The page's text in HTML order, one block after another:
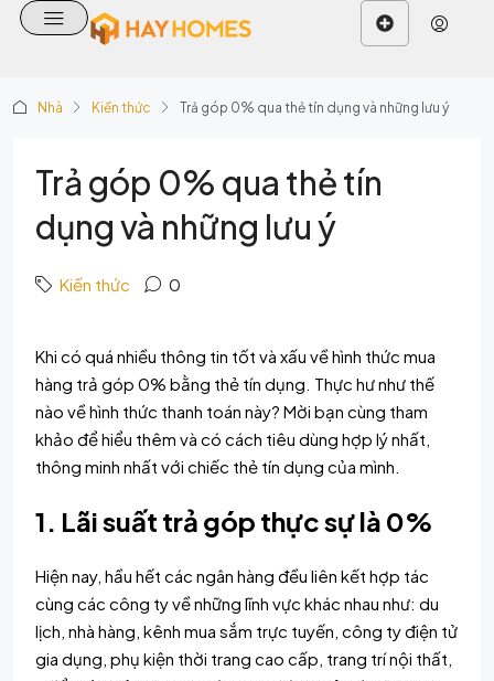
Nhà Kiến thức Trả góp 0% qua thẻ tín dụng và những lưu ý
Trả góp 0% qua thẻ tín
dụng và những lưu ý
Kiến thức 0
Khi có quá nhiều thông tin tốt và xấu về hình thức mua
hàng trả góp 0% bằng thẻ tín dụng. Thực hư như thế
nào về hình thức thanh toán này? Mời bạn cùng tham
khảo để hiểu thêm và có cách tiêu dùng hợp lý nhất,
thông minh nhất với chiếc thẻ tín dụng của mình.
1. Lãi suất trả góp thực sự là 0%
Hiện nay, hầu hết các ngân hàng đều liên kết hợp tác
cùng các công ty về những lĩnh vực khác nhau như: du
lịch, nhà hàng, kênh mua sắm trực tuyến, công ty điện tử
gia dụng, phụ kiện thời trang cao cấp, trang trí nội thất,